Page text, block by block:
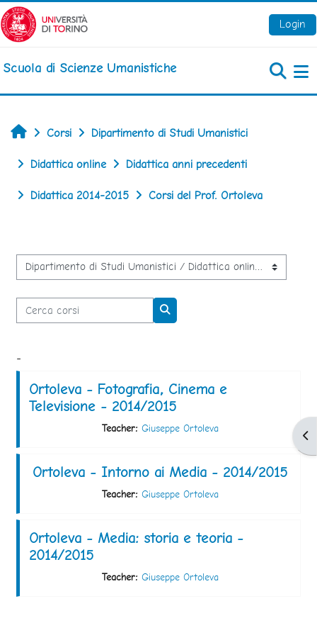
Vai al contenuto principale
Login
Scuola di Scienze Umanistiche
Home
Corsi Dipartimento di Studi Umanistici
Didattica online Didattica anni precedenti
Didattica 2014-2015 Corsi del Prof. Ortoleva
Categorie di corso
Cerca corsi
-
Ortoleva - Fotografia, Cinema e
Televisione - 2014/2015
Teacher: Giuseppe Ortoleva
Ortoleva - Intorno ai Media - 2014/2015
Teacher: Giuseppe Ortoleva
Ortoleva - Media: storia e teoria -
2014/2015
Teacher: Giuseppe Ortoleva